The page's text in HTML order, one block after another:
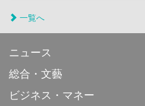
一覧へ
ニュース
総合・文藝
ビジネス・マネー